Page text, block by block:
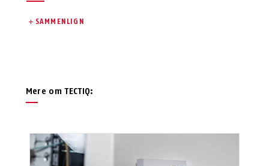
SAMMENLIGN
Mere om TECTIQ: